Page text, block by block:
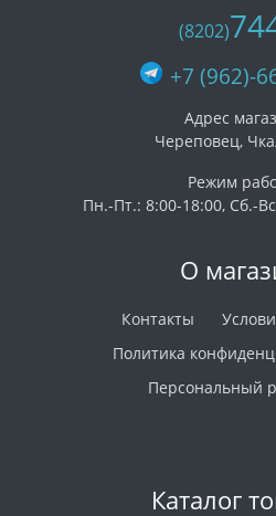
О
Контакты
Политика
Персональный
Каталог
(8202)
+7 (962)-
Адрес
Череповец,
Режим
Пн.-Пт.: 8:00-18:00, Сб.-